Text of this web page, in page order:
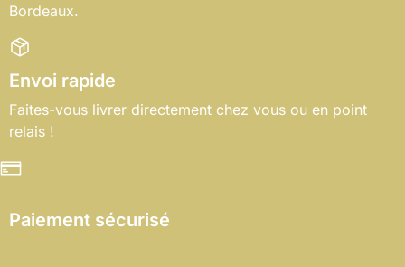
Bordeaux.
Envoi rapide
Faites-vous livrer directement chez vous ou en point
relais !
Paiement sécurisé